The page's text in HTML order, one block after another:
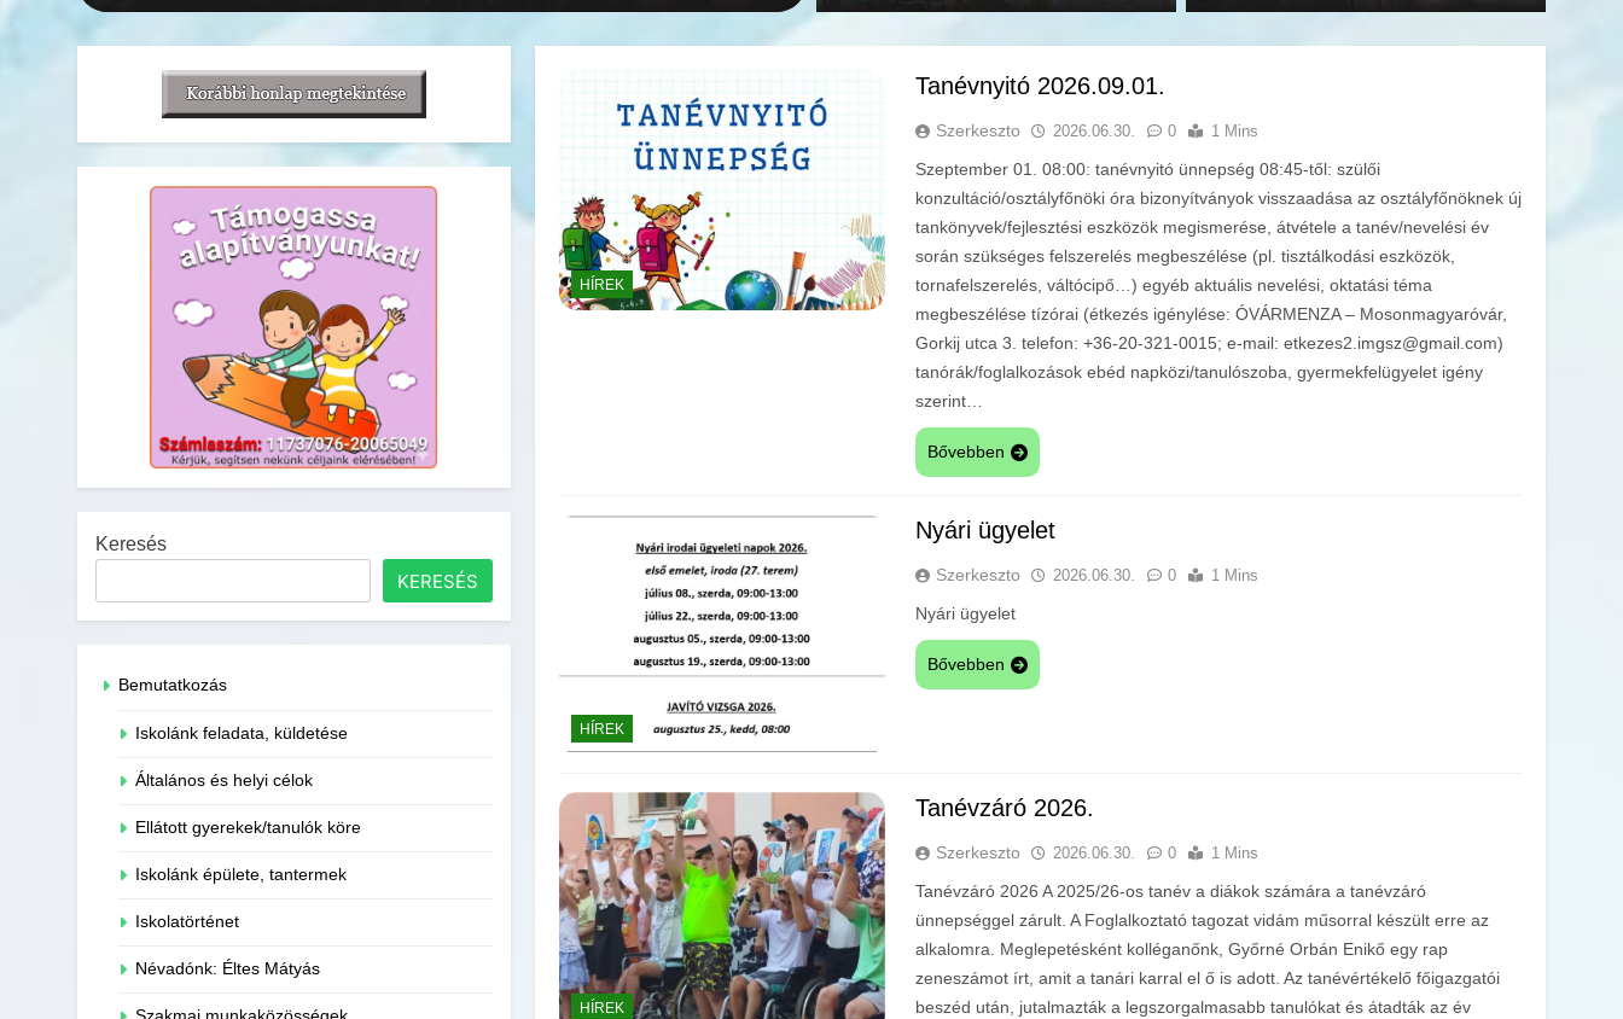
Keresés
KERESÉS
Bemutatkozás
Iskolánk feladata, küldetése
Általános és helyi célok
Ellátott gyerekek/tanulók köre
Iskolánk épülete, tantermek
Iskolatörténet
Névadónk: Éltes Mátyás
HÍREK
Tanévnyitó 2026.09.01.
Szerkeszto 2026.06.30. 0 1 Mins
Szeptember 01. 08:00: tanévnyitó ünnepség 08:45-től: szülői
konzultáció/osztályfőnöki óra bizonyítványok visszaadása az osztályfőnöknek új
tankönyvek/fejlesztési eszközök megismerése, átvétele a tanév/nevelési év
során szükséges felszerelés megbeszélése (pl. tisztálkodási eszközök,
tornafelszerelés, váltócipő…) egyéb aktuális nevelési, oktatási téma
megbeszélése tízórai (étkezés igénylése: ÓVÁRMENZA – Mosonmagyaróvár,
Gorkij utca 3. telefon: +36-20-321-0015; e-mail: etkezes2.imgsz@gmail.com)
tanórák/foglalkozások ebéd napközi/tanulószoba, gyermekfelügyelet igény
szerint…
Bővebben
HÍREK
Nyári ügyelet
Szerkeszto 2026.06.30. 0 1 Mins
Nyári ügyelet
Bővebben
HÍREK
Tanévzáró 2026.
Szerkeszto 2026.06.30. 0 1 Mins
Tanévzáró 2026 A 2025/26-os tanév a diákok számára a tanévzáró
ünnepséggel zárult. A Foglalkoztató tagozat vidám műsorral készült erre az
alkalomra. Meglepetésként kolléganőnk, Győrné Orbán Enikő egy rap
zeneszámot írt, amit a tanári karral el ő is adott. Az tanévértékelő főigazgatói
beszéd után, jutalmazták a legszorgalmasabb tanulókat és átadták az év